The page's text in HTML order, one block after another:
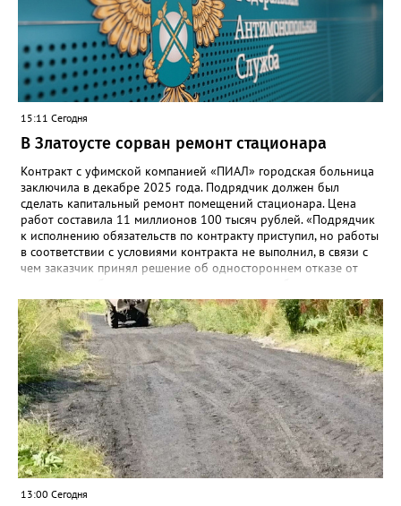
связь с учителями, знакомые пользователям экосистемы
«Госуслуги Моя школа», не просто сохранятся, они будут
собраны в одном месте, подчеркнули в ведомстве. Причём в
этом случае переход на ТОР станет вообще незаметным.
15:11 Сегодня
В Златоусте сорван ремонт стационара
Контракт с уфимской компанией «ПИАЛ» городская больница
заключила в декабре 2025 года. Подрядчик должен был
сделать капитальный ремонт помещений стационара. Цена
работ составила 11 миллионов 100 тысяч рублей. «Подрядчик
к исполнению обязательств по контракту приступил, но работы
в соответствии с условиями контракта не выполнил, в связи с
чем заказчик принял решение об одностороннем отказе от
Челябинском УФАС. Антимонопольная служба приняла
решение включить ООО «ПИАЛ» в реестр недобросовестных
поставщиков. В чёрном списке уфимский подрядчик будет два
года.
13:00 Сегодня